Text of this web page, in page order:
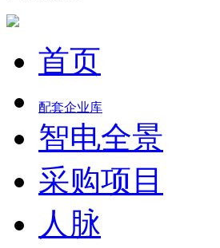
首页
配套企业库
智电全景
采购项目
人脉